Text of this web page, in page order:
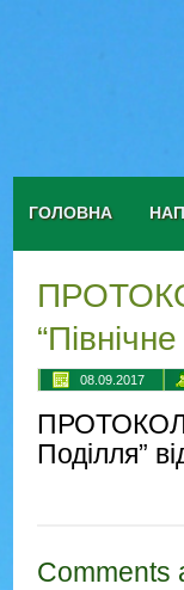
ГОЛОВНА
08.09.2017
Поділля”
Comments